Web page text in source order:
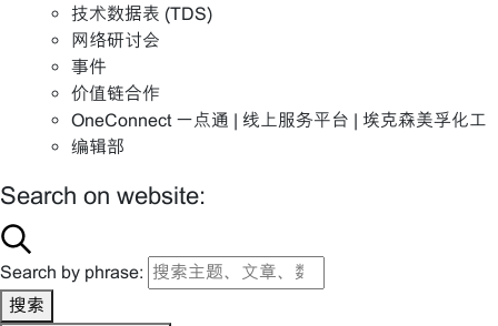
技术数据表 (TDS)
网络研讨会
事件
价值链合作
OneConnect 一点通 | 线上服务平台 | 埃克森美孚化工
编辑部
Search on website:
Search by phrase:
搜索